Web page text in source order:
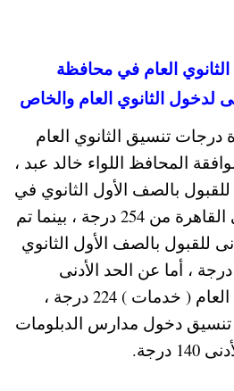
العام في محافظة
تنسيق الثانوي العام
موافقة المحافظ اللواء خالد عبد ،
بالصف الأول الثانوي في
المدارس الحكومية في القاهرة من 254 درجة ، بينما تم
للقبول بالصف الأول الثانوي
بالمدارس الخاصة 140 درجة ، أما عن الحد الأدنى
للقبول بفصول الثانوي العام ( خدمات ) 224 درجة ،
دخول مدارس الدبلومات